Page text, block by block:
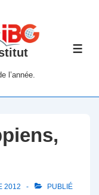
l’année.
2012
PUBLIÉ